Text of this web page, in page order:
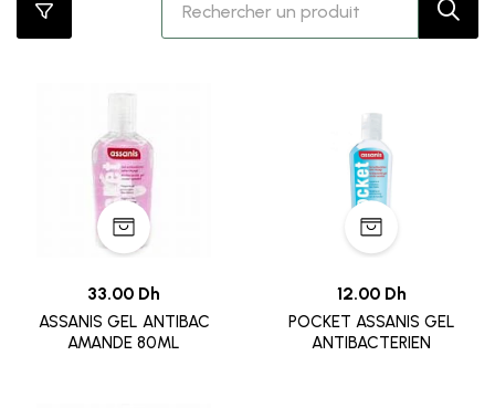
33.00 Dh
ASSANIS GEL ANTIBAC
AMANDE 80ML
12.00 Dh
POCKET ASSANIS GEL
ANTIBACTERIEN